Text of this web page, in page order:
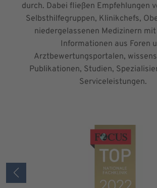
durch. Dabei fließen Empfehlungen
Selbsthilfegruppen, Klinikchefs,
niedergelassenen Medizinern
Informationen aus Foren
Arztbewertungsportalen,
Publikationen, Studien,
Serviceleistungen.